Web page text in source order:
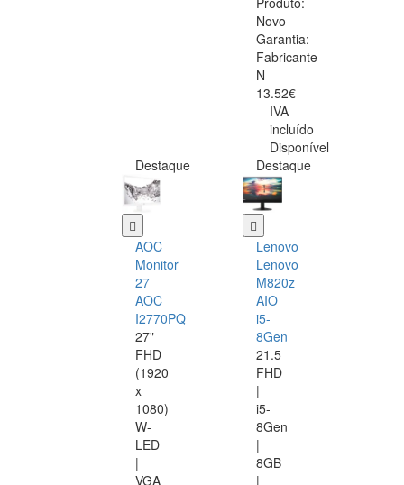
Novo
Garantia:
Fabricante
N
13.52€
IVA
incluído
Disponível
Destaque
AOC
Monitor
27
AOC
I2770PQ
27"
FHD
(1920
x
1080)
W-
LED
|
VGA
Destaque
Lenovo
Lenovo
M820z
AIO
i5-
8Gen
21.5
FHD
|
i5-
8Gen
|
8GB
|